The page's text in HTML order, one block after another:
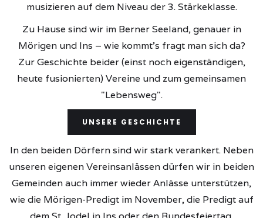
musizieren auf dem Niveau der 3. Stärkeklasse.
Zu Hause sind wir im Berner Seeland, genauer in
Mörigen und Ins – wie kommt's fragt man sich da?
Zur Geschichte beider (einst noch eigenständigen,
heute fusionierten) Vereine und zum gemeinsamen
"Lebensweg".
UNSERE GESCHICHTE
In den beiden Dörfern sind wir stark verankert. Neben
unseren eigenen Vereinsanlässen dürfen wir in beiden
Gemeinden auch immer wieder Anlässe unterstützen,
wie die Mörigen-Predigt im November, die Predigt auf